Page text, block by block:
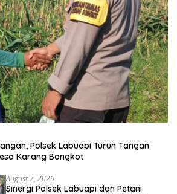
Polsek Labuapi Turun Tangan
Karang Bongkot
August 7, 2026
Sinergi Polsek Labuapi dan Petani